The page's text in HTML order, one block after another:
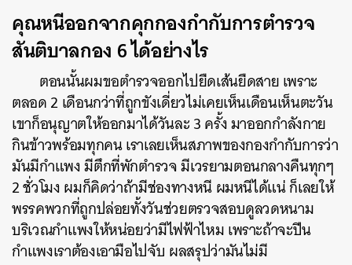
คุณหนีออกจากคุกกองกำกับการตำรวจ
สันติบาลกอง 6 ได้อย่างไร
ตอนนั้นผมขอตำรวจออกไปยืดเส้นยืดสาย เพราะ
ตลอด 2 เดือนกว่าที่ถูกขังเดี่ยวไม่เคยเห็นเดือนเห็นตะวัน
เขาก็อนุญาตให้ออกมาได้วันละ 3 ครั้ง มาออกกำลังกาย
กินข้าวพร้อมทุกคน เราเลยเห็นสภาพของกองกำกับการว่า
มันมีกำแพง มีตึกที่พักตำรวจ มีเวรยามตอนกลางคืนทุกๆ
2 ชั่วโมง ผมก็คิดว่าถ้ามีช่องทางหนี ผมหนีได้แน่ ก็เลยให้
พรรคพวกที่ถูกปล่อยทั้งวันช่วยตรวจสอบดูลวดหนาม
บริเวณกำแพงให้หน่อยว่ามีไฟฟ้าไหม เพราะถ้าจะปีน
กำแพงเราต้องเอามือไปจับ ผลสรุปว่ามันไม่มี